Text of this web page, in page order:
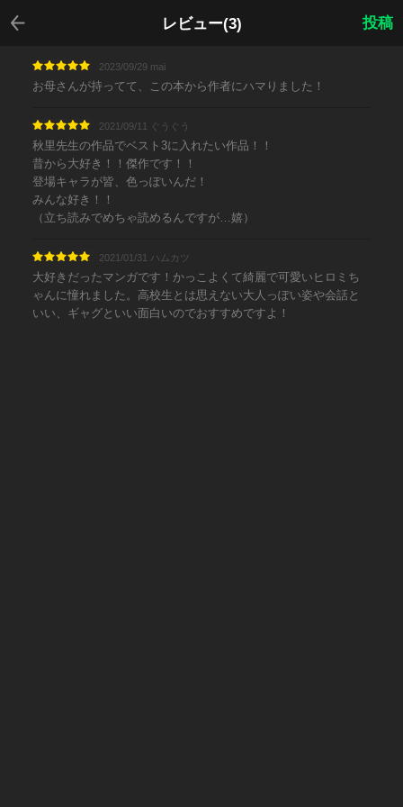
レビュー(3)
戻る
投稿
2023/09/29 mai
お母さんが持ってて、この本から作者にハマりました！
2021/09/11 ぐうぐう
秋里先生の作品でベスト3に入れたい作品！！
昔から大好き！！傑作です！！
登場キャラが皆、色っぽいんだ！
みんな好き！！
（立ち読みでめちゃ読めるんですが…嬉）
2021/01/31 ハムカツ
大好きだったマンガです！かっこよくて綺麗で可愛いヒロミち
ゃんに憧れました。高校生とは思えない大人っぽい姿や会話と
いい、ギャグといい面白いのでおすすめですよ！